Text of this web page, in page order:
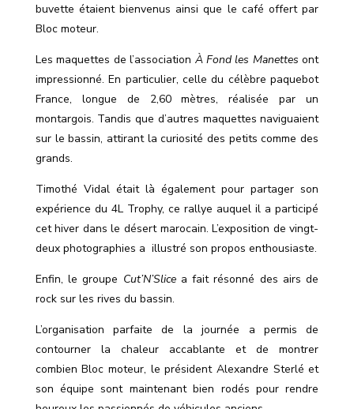
buvette étaient bienvenus ainsi que le café offert par
Bloc moteur.
Les maquettes de l’association À Fond les Manettesont
impressionné. En particulier, celle du célèbre paquebot
France, longue de 2,60 mètres, réalisée par un
montargois. Tandis que d’autres maquettes naviguaient
sur le bassin, attirant la curiosité des petits comme des
grands.
Timothé Vidal était là également pour partager son
expérience du 4L Trophy, ce rallye auquel il a participé
cet hiver dans le désert marocain. L’exposition de vingt-
deux photographies a illustré son propos enthousiaste.
Enfin, le groupe Cut’N’Slicea fait résonné des airs de
rock sur les rives du bassin.
L’organisation parfaite de la journée a permis de
contourner la chaleur accablante et de montrer
combien Bloc moteur, le président Alexandre Sterlé et
son équipe sont maintenant bien rodés pour rendre